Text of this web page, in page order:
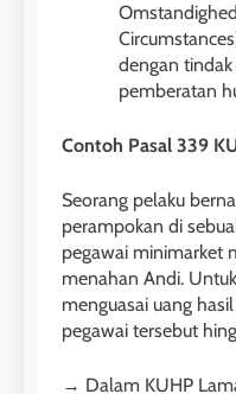
dengan
pemberatan
Contoh Pasal 339
Seorang pelaku
perampokan di
pegawai minimarket
menahan Andi.
menguasai uang
pegawai tersebut
→ Dalam KUHP